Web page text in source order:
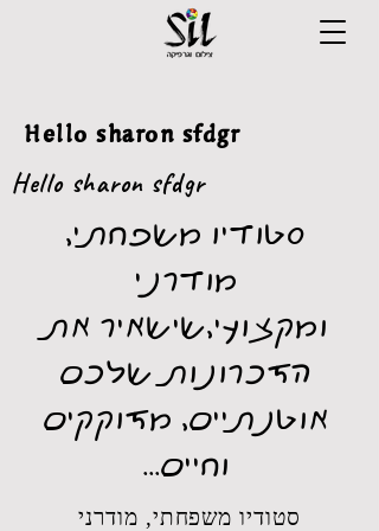
Hello sharon sfdgr
סטודיו משפחתי,
מודרני
ומקצועי,שישאיר את
הזכרונות שלכם
אוטנתיים, מזוקקים
וחיים...
סטודיו משפחתי, מודרני
Hello sharon sfdgr